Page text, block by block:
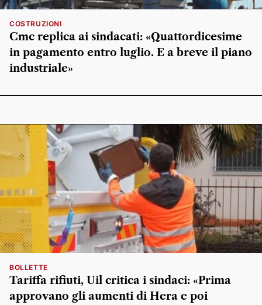
COSTRUZIONI
Cmc replica ai sindacati: «Quattordicesime
in pagamento entro luglio. E a breve il piano
industriale»
BOLLETTE
Tariffa rifiuti, Uil critica i sindaci: «Prima
approvano gli aumenti di Hera e poi